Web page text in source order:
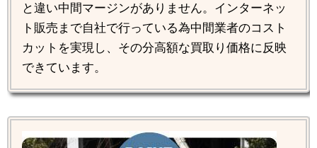
と違い中間マージンがありません。インターネッ
ト販売まで自社で行っている為中間業者のコスト
カットを実現し、その分高額な買取り価格に反映
できています。